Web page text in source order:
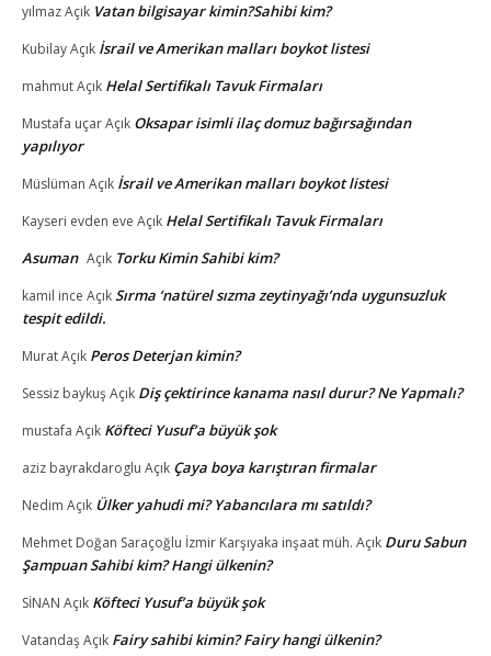
yılmazAçık Vatan bilgisayar kimin?Sahibi kim?
KubilayAçık İsrail ve Amerikan malları boykot listesi
mahmutAçık Helal Sertifikalı Tavuk Firmaları
Mustafa uçarAçık Oksapar isimli ilaç domuz bağırsağından
yapılıyor
Müslüman Açık İsrail ve Amerikan malları boykot listesi
Kayseri evden eve Açık Helal Sertifikalı Tavuk Firmaları
Asuman Açık Torku Kimin Sahibi kim?
kamil ince AçıkSırma ‘natürel sızma zeytinyağı’nda uygunsuzluk
tespit edildi.
MuratAçık Peros Deterjan kimin?
Sessiz baykuşAçık Diş çektirince kanama nasıl durur? Ne Yapmalı?
mustafa Açık Köfteci Yusuf’a büyük şok
aziz bayrakdaroglu Açık Çaya boya karıştıran firmalar
Nedim Açık Ülker yahudi mi? Yabancılara mı satıldı?
Mehmet Doğan Saraçoğlu İzmir Karşıyaka inşaat müh. Açık Duru Sabun
Şampuan Sahibi kim? Hangi ülkenin?
SİNAN Açık Köfteci Yusuf’a büyük şok
VatandaşAçık Fairy sahibi kimin? Fairy hangi ülkenin?